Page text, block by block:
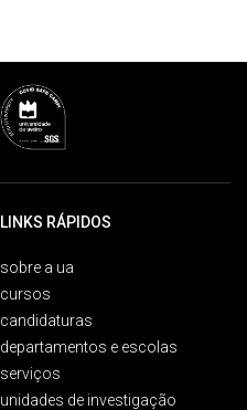
LINKS RÁPIDOS
sobre a ua
cursos
candidaturas
departamentos e escolas
serviços
unidades de investigação